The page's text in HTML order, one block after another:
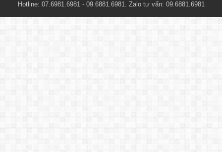
Hotline: 07.6981.6981 - 09.6881.6981. Zalo tư vấn: 09.6881.6981